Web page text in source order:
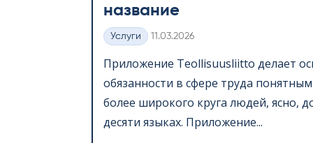
название
Категории
Услуги Kirjoitettu
11.03.2026
Приложение Teol­li­suus­liitto делает
обязанности в сфере труда
более широкого круга людей, ясно,
десяти языках. Приложение...